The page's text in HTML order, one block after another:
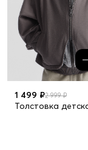
1 499 ₽2 999 ₽
Толстовка